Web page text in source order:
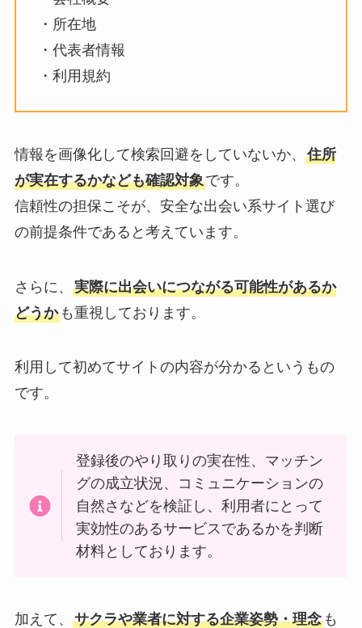
・所在地
・代表者情報
・利用規約
情報を画像化して検索回避をしていないか、 住所
が実在するかなども確認対象です。
信頼性の担保こそが、安全な出会い系サイト選び
の前提条件であると考えています。
さらに、 実際に出会いにつながる可能性があるか
どうかも重視しております。
利用して初めてサイトの内容が分かるというもの
です。
登録後のやり取りの実在性、マッチン
グの成立状況、コミュニケーションの
自然さなどを検証し、利用者にとって
実効性のあるサービスであるかを判断
材料としております。
加えて、 サクラや業者に対する企業姿勢・理念も